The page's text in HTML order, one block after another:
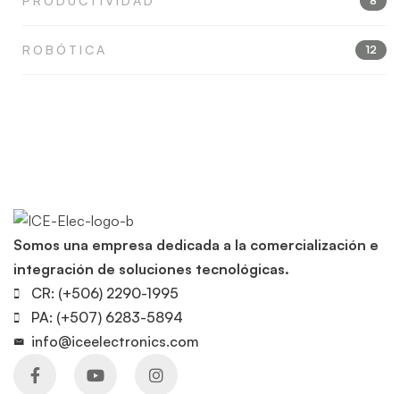
ROBÓTICA 12
Somos una empresa dedicada a la comercialización e
integración de soluciones tecnológicas.
CR: (+506) 2290-1995
PA: (+507) 6283-5894
info@iceelectronics.com